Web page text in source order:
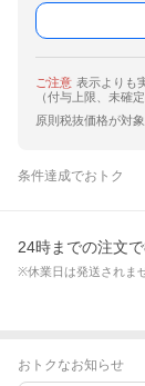
ご注意 表示よりも
（付与上限、未確
原則税抜価格が対
条件達成でおトク
24時までの注文
※休業日は発送されま
おトクなお知らせ